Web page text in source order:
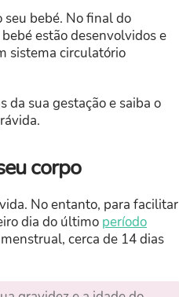
seu bebé. No final do
estão desenvolvidos e
sistema circulatório
da sua gestação e saiba o
corpo
No entanto, para facilitar
dia do último período
cerca de 14 dias